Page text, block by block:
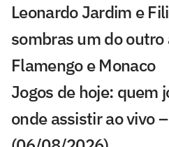
Leonardo Jardim e
sombras um do
Flamengo e Monaco
Jogos de hoje: quem
onde assistir ao vivo